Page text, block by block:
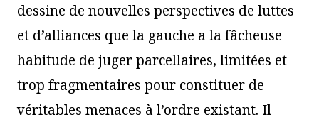
dessine de nouvelles perspectives de luttes
et d’alliances que la gauche a la fâcheuse
habitude de juger parcellaires, limitées et
trop fragmentaires pour constituer de
véritables menaces à l’ordre existant. Il